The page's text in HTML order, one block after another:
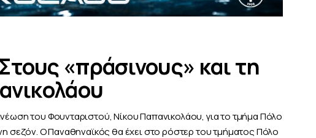
«πράσινους» και τη
του Φουνταριστού, Νίκου Παπανικολάου, για το τμήμα Πόλο
σεζόν. Ο Παναθηναϊκός θα έχει στο ρόστερ του τμήματος Πόλο